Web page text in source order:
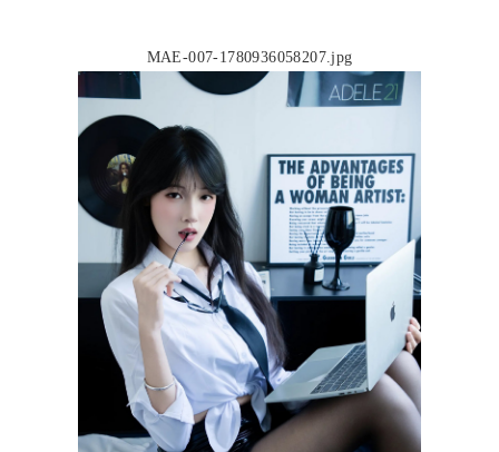
MAE-007-1780936058207.jpg